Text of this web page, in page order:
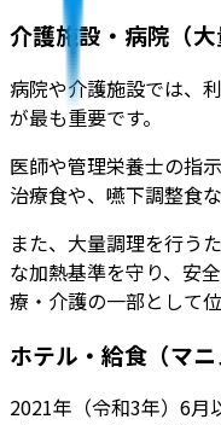
介護施設・病院（大
病院や介護施設では、
が最も重要です。
医師や管理栄養士の指
治療食や、嚥下調整食
また、大量調理を行う
な加熱基準を守り、安
療・介護の一部として
ホテル・給食（マニ
2021年（令和3年）6月